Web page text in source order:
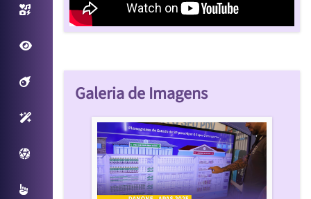
Photo/Video Booth
Filtros Interativos
Sensores Inteligentes
Plataforma Virtual
Multitouch
Galeria de Imagens